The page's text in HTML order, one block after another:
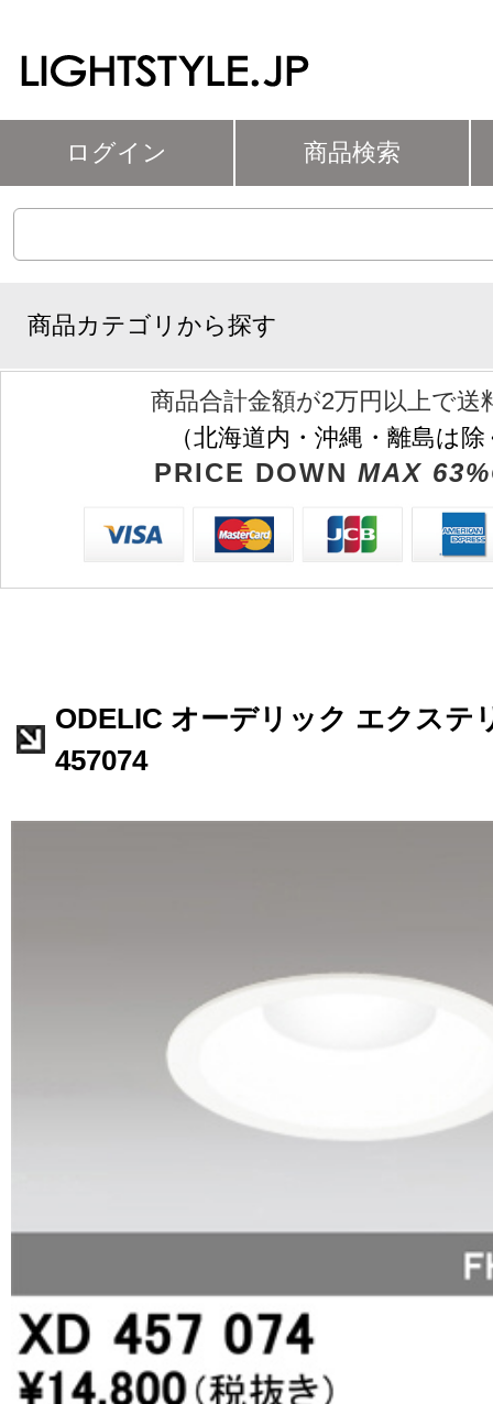
ログイン 商品検索
商品カテゴリから探す
商品合計金額が2万円以上で送
（北海道内・沖縄・離島は
PRICE DOWN MAX
ODELIC オーデリック エクステ
457074